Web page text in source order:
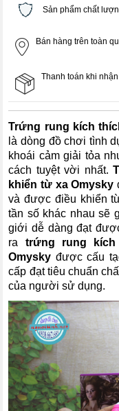
Sản phẩm chất
Bán hàng trên toàn
Thanh toán khi
Trứng rung kích
là dòng đồ chơi tình
khoái cảm giải tỏa
cách tuyệt vời nhất.
khiển từ xa Omysky
và được điều khiển
tần số khác nhau sẽ
giới dễ dàng đạt
ra trứng rung
Omysky được cấu
cấp đạt tiêu chuẩn
của người sử dụng.